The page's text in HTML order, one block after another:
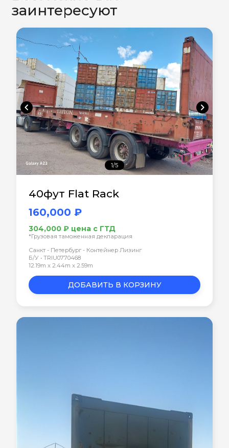
заинтересуют
chevron_left chevron_right
1/5
40фут Flat Rack
160,000 ₽
304,000 ₽ цена с ГТД
*Грузовая таможенная декларация
Санкт - Петербург - Контейнер Лизинг
Б/У • TRIU0770468
12.19m x 2.44m x 2.59m
ДОБАВИТЬ В КОРЗИНУ